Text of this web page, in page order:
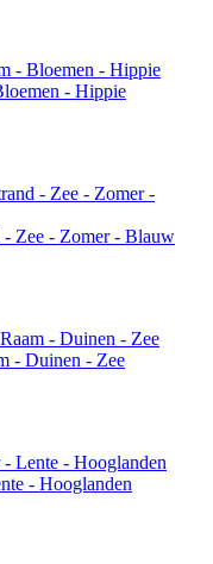
- Hippie
- Zee - Zomer - Blauw
- Duinen - Zee
- Hooglanden